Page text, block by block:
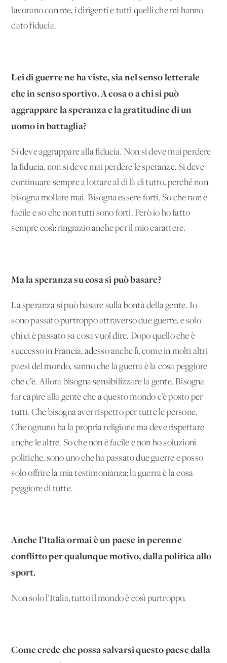
lavorano con me, i dirigenti e tutti quelli che mi hanno
dato fiducia.
Lei di guerre ne ha viste, sia nel senso letterale
che in senso sportivo. A cosa o a chi si può
aggrappare la speranza e la gratitudine di un
uomo in battaglia?
Si deve aggrappare alla fiducia. Non si deve mai perdere
la fiducia, non si deve mai perdere le speranze. Si deve
continuare sempre a lottare al di là di tutto, perché non
bisogna mollare mai. Bisogna essere forti. So che non è
facile e so che non tutti sono forti. Però io ho fatto
sempre così: ringrazio anche per il mio carattere.
Ma la speranza su cosa si può basare?
La speranza si può basare sulla bontà della gente. Io
sono passato purtroppo attraverso due guerre, e solo
chi ci è passato sa cosa vuol dire. Dopo quello che è
successo in Francia, adesso anche lì, come in molti altri
paesi del mondo, sanno che la guerra è la cosa peggiore
che c’è. Allora bisogna sensibilizzare la gente. Bisogna
far capire alla gente che a questo mondo c’è posto per
tutti. Che bisogna aver rispetto per tutte le persone.
Che ognuno ha la propria religione ma deve rispettare
anche le altre. So che non è facile e non ho soluzioni
politiche, sono uno che ha passato due guerre e posso
solo offrire la mia testimonianza: la guerra è la cosa
peggiore di tutte.
Anche l’Italia ormai è un paese in perenne
conflitto per qualunque motivo, dalla politica allo
sport.
Non solo l’Italia, tutto il mondo è così purtroppo.
Come crede che possa salvarsi questo paese dalla